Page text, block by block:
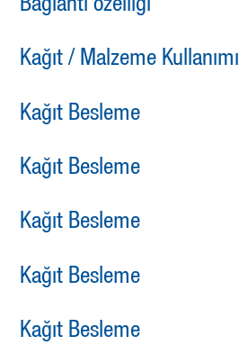
Bağlantı özelliği
Kağıt / Malzeme Kullanımı
Kağıt Besleme
Kağıt Besleme
Kağıt Besleme
Kağıt Besleme
Kağıt Besleme